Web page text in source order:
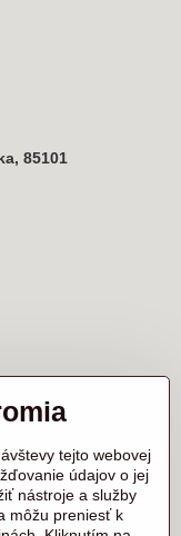
85101
tejto webovej
údajov o jej
nástroje a služby
môžu preniesť k